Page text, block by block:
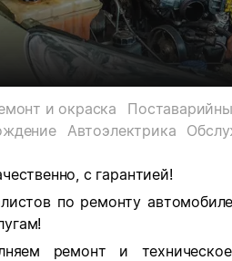
и окраска
Автоэлектрика
с гарантией!
по ремонту
ремонт и техническое